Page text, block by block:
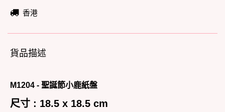
香港
貨品描述
M1204 - 聖誕節小鹿紙盤
尺寸 : 18.5 x 18.5 cm